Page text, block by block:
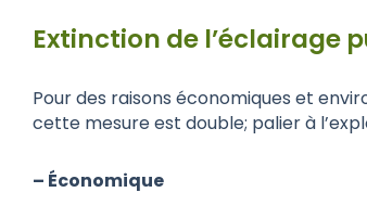
Extinction de l’éclairage
Pour des raisons économiques et
cette mesure est double; palier à
– Économique